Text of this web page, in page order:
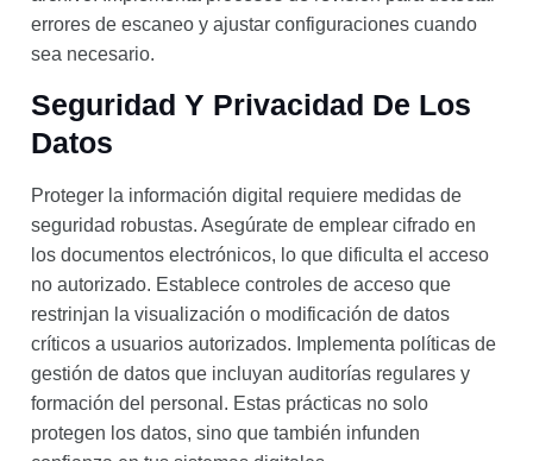
errores de escaneo y ajustar configuraciones cuando
sea necesario.
Seguridad Y Privacidad De Los
Datos
Proteger la información digital requiere medidas de
seguridad robustas. Asegúrate de emplear cifrado en
los documentos electrónicos, lo que dificulta el acceso
no autorizado. Establece controles de acceso que
restrinjan la visualización o modificación de datos
críticos a usuarios autorizados. Implementa políticas de
gestión de datos que incluyan auditorías regulares y
formación del personal. Estas prácticas no solo
protegen los datos, sino que también infunden